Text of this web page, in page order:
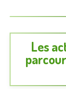
Les